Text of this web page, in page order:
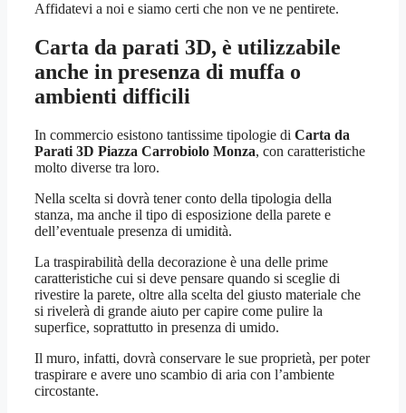
Affidatevi a noi e siamo certi che non ve ne pentirete.
Carta da parati 3D, è utilizzabile
anche in presenza di muffa o
ambienti difficili
In commercio esistono tantissime tipologie di Carta da
Parati 3D Piazza Carrobiolo Monza, con caratteristiche
molto diverse tra loro.
Nella scelta si dovrà tener conto della tipologia della
stanza, ma anche il tipo di esposizione della parete e
dell’eventuale presenza di umidità.
La traspirabilità della decorazione è una delle prime
caratteristiche cui si deve pensare quando si sceglie di
rivestire la parete, oltre alla scelta del giusto materiale che
si rivelerà di grande aiuto per capire come pulire la
superfice, soprattutto in presenza di umido.
Il muro, infatti, dovrà conservare le sue proprietà, per poter
traspirare e avere uno scambio di aria con l’ambiente
circostante.